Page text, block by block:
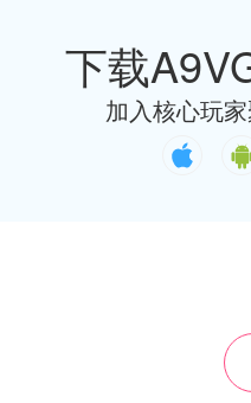
下载
加入核心玩